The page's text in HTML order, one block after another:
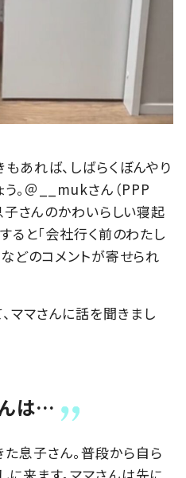
あれば、しばらくぼんやり
う。＠__mukさん（PPP
さんのかわいらしい寝起
と「会社行く前のわたし
などのコメントが寄せられ
ママさんに話を聞きまし
は…
息子さん。普段から自ら